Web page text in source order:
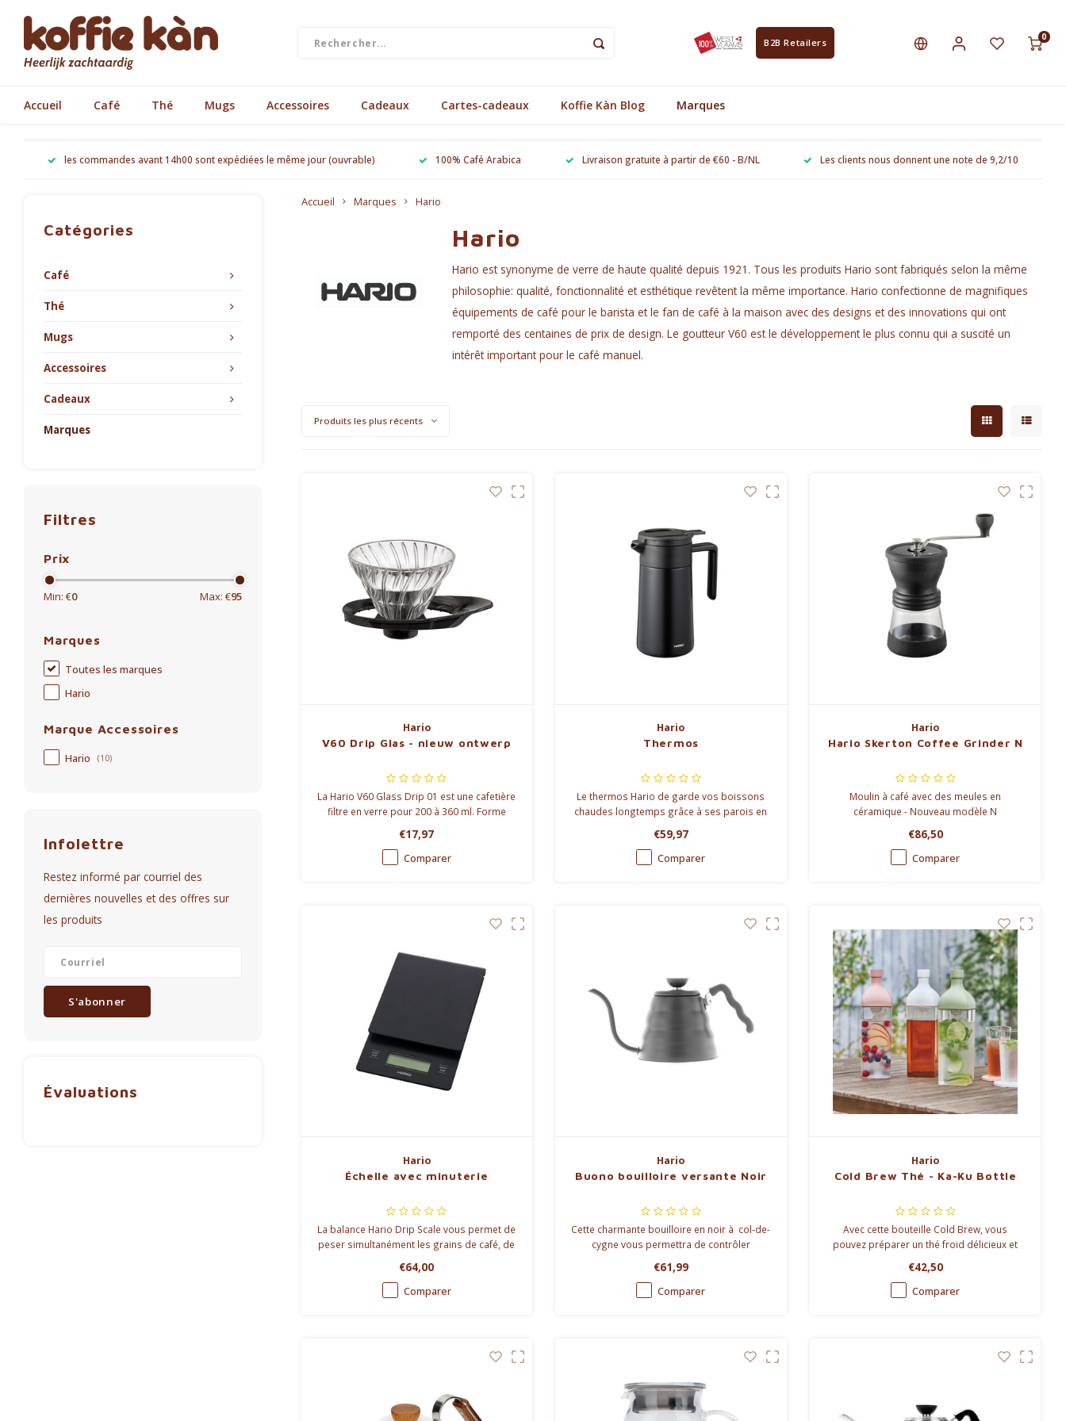
B2B Retailers
0
Accueil Café Thé Mugs Accessoires Cadeaux Cartes-cadeaux Koffie Kàn Blog Marques
les commandes avant 14h00 sont expédiées le même jour (ouvrable) 100% Café Arabica Livraison gratuite à partir de €60 - B/NL Les clients nous donnent une note de 9,2/10
Catégories
Café
Thé
Mugs
Accessoires
Cadeaux
Marques
Filtres
Prix
Min: €0 Max: €95
Marques
Toutes les marques
Hario
Marque Accessoires
Hario (10)
Infolettre
Restez informé par courriel des
dernières nouvelles et des offres sur
les produits
S'abonner
Évaluations
Accueil Marques Hario
Hario
Hario est synonyme de verre de haute qualité depuis 1921. Tous les produits Hario sont fabriqués selon la même
philosophie: qualité, fonctionnalité et esthétique revêtent la même importance. Hario confectionne de magnifiques
équipements de café pour le barista et le fan de café à la maison avec des designs et des innovations qui ont
remporté des centaines de prix de design. Le goutteur V60 est le développement le plus connu qui a suscité un
intérêt important pour le café manuel.
Produits les plus récents
Hario
V60 Drip Glas - nieuw ontwerp
La Hario V60 Glass Drip 01 est une cafetière
filtre en verre pour 200 à 360 ml. Forme
Support noir et cuillère inclus. Idéale pour 1
à 2 tasses.
€17,97
Comparer
Hario
Thermos
Le thermos Hario de garde vos boissons
chaudes longtemps grâce à ses parois en
céramique. 600ml & 800ml
€59,97
Comparer
Hario
Hario Skerton Coffee Grinder N
Moulin à café avec des meules en
céramique - Nouveau modèle N
€86,50
Comparer
Hario
Échelle avec minuterie
La balance Hario Drip Scale vous permet de
peser simultanément les grains de café, de
l'extraction.
€64,00
Comparer
Hario
Buono bouilloire versante Noir
Cette charmante bouilloire en noir à col-de-
cygne vous permettra de contrôler
€61,99
Comparer
Hario
Cold Brew Thé - Ka-Ku Bottle
Avec cette bouteille Cold Brew, vous
pouvez préparer un thé froid délicieux et
€42,50
Comparer